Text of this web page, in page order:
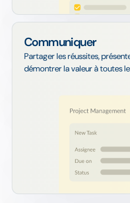
Communiquer
Partager les réussites,
démontrer la valeur à toutes